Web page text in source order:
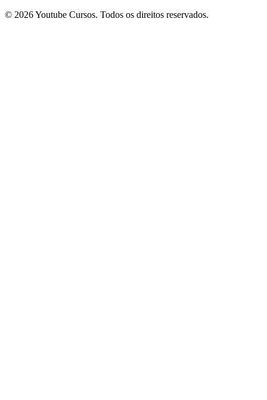
© 2026 Youtube Cursos. Todos os direitos reservados.